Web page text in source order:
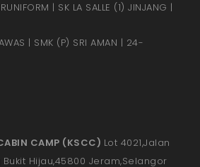
| SK LA SALLE (1) JINJANG |
| SMK (P) SRI AMAN | 24-
CAMP (KSCC) Lot 4021,Jalan
Bukit Hijau,45800 Jeram,Selangor